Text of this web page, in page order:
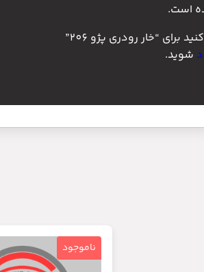
است.
“خار رودری پژو 206”
شوید.
ناموجود